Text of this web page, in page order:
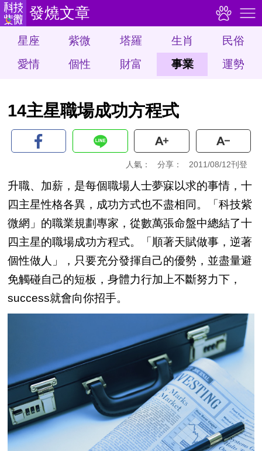
發燒文章
星座 紫微 塔羅 生肖
民俗
愛情
個性 財富 事業 運勢
14主星職場成功方程式
人氣： 分享： 2011/08/12刊登
升職、加薪，是每個職場人士夢寐以求的事情，十
四主星性格各異，成功方式也不盡相同。「科技紫
微網」的職業規劃專家，從數萬張命盤中總結了十
四主星的職場成功方程式。「順著天賦做事，逆著
個性做人」，只要充分發揮自己的優勢，並盡量避
免觸碰自己的短板，身體力行加上不斷努力下，
success就會向你招手。